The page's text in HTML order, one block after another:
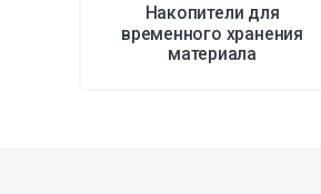
Накопители для
временного хранения
материала